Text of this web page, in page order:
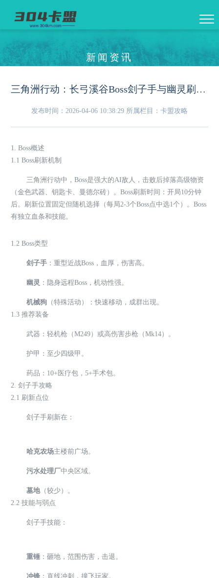
新闻资讯
三角洲行动：长弓溪谷Boss刽子手与幽灵刷新点位及打法
发布时间：2026-04-06 10:38:29 所属栏目：卡盟攻略
1. Boss概述
1.1 Boss刷新机制
三角洲行动中，Boss是强大的AI敌人，击败后掉落高级物资
（金色武器、钥匙卡、曼德尔砖）。Boss刷新时间：开局10分钟
后。刷新位置固定但随机选择（每局2-3个Boss点中选1个）。Boss
有独立血条和技能。
1.2 Boss类型
刽子手 ：重型近战Boss，血厚，伤害高。
幽灵 ：隐身远程Boss，机动性强。
机械狗 （特殊活动）：快速移动，成群出现。
1.3 推荐装备
武器：轻机枪（M249）或高伤害步枪（Mk14）。
护甲：至少四级甲。
药品：10+医疗包，5+手术包。
2. 刽子手攻略
2.1 刷新点位
刽子手刷新在：
哈克农场主楼前广场。
污水处理厂中央区域。
墓地（较少）。
2.2 技能与弱点
刽子手技能：
重锤 ：砸地，范围伤害，击退。
冲锋 ：直线冲刺，撞飞玩家。